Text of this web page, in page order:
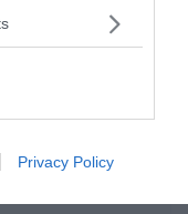
Privacy Policy